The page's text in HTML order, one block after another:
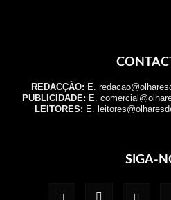
REDACÇÃO: E.
PUBLICIDADE: E.
LEITORES: E.
SIGA-